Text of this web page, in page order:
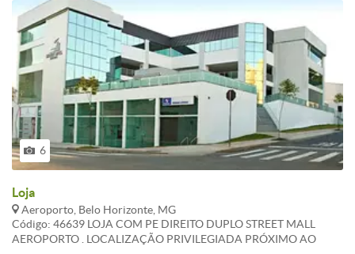
6
Loja
Aeroporto, Belo Horizonte, MG
Código: 46639 LOJA COM PE DIREITO DUPLO STREET MALL
AEROPORTO . LOCALIZAÇÃO PRIVILEGIADA PRÓXIMO AO